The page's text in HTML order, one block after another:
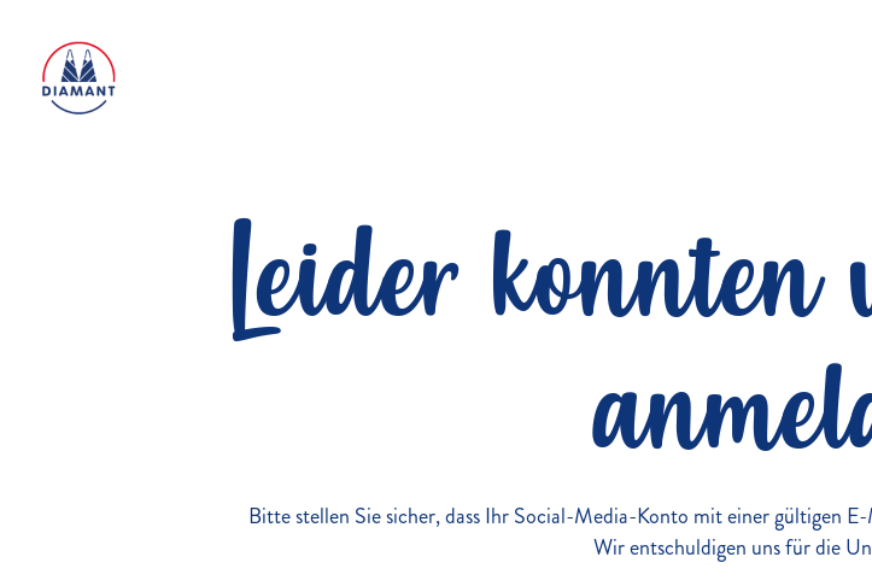
Leider
Bitte stellen Sie sicher, dass Ihr Social-Media-Konto mit einer gültigen
Wir entschuldigen uns für die